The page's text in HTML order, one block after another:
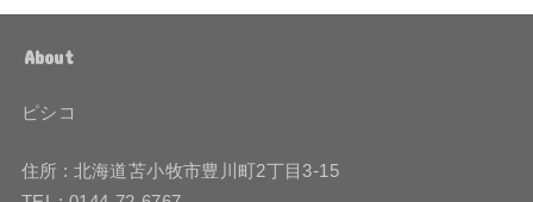
About
ピシコ
住所 : 北海道苫小牧市豊川町2丁目3-15